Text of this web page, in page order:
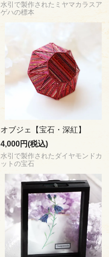
水引で製作されたミヤマカラスア
ゲハの標本
オブジェ【宝石・深紅】
4,000円(税込)
水引で製作されたダイヤモンドカ
ットの宝石